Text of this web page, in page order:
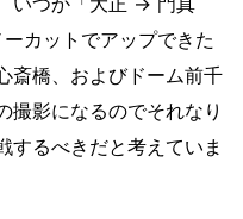
カットでアップできた
斎橋、およびドーム前千
撮影になるのでそれなり
するべきだと考えていま